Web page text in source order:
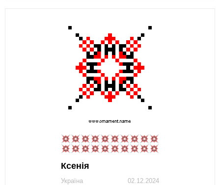
Ксенія
02.12.2024
Україна